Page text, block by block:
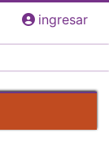
ingresar